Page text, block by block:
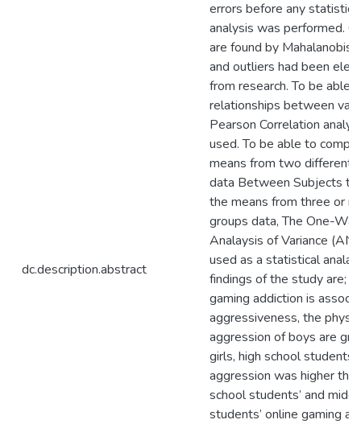
dc.description.abstract
errors before any
analysis was performed.
are found by Mahalanobis
and outliers had been
from research. To be able
relationships between
Pearson Correlation
used. To be able to
means from two different
data Between Subjects t
the means from three or
groups data, The One-Way
Analaysis of Variance
used as a statistical
findings of the study are;
gaming addiction is
aggressiveness, the
aggression of boys are
girls, high school students'
aggression was higher
school students’ and
students’ online gaming